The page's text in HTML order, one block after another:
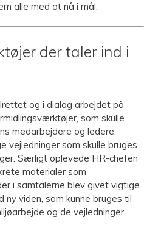
alle med at nå i mål.
der taler ind i
og i dialog arbejdet på
som skulle
medarbejdere og ledere,
vejledninger som skulle bruges
Særligt oplevede HR-chefen
materialer som
i samtalerne blev givet vigtige
viden, som kunne bruges til
og de vejledninger,